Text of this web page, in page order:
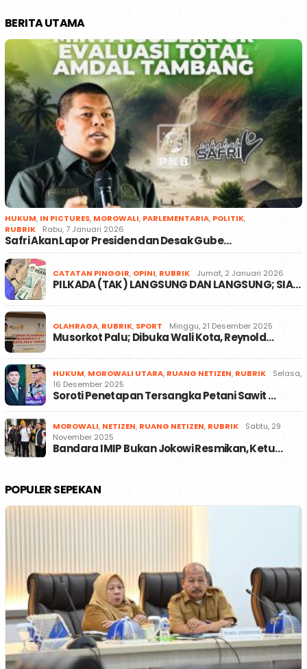
BERITA UTAMA
HUKUM, IN PICTURES, MOROWALI, PARLEMENTARIA, POLITIK,
RUBRIK
Rabu, 7 Januari 2026
Safri Akan Lapor Presiden dan Desak Gube…
CATATAN PINGGIR, OPINI, RUBRIK Jumat, 2 Januari 2026
PILKADA (TAK) LANGSUNG DAN LANGSUNG; SIA…
OLAHRAGA, RUBRIK, SPORT Minggu, 21 Desember 2025
Musorkot Palu; Dibuka Wali Kota, Reynold…
HUKUM, MOROWALI UTARA, RUANG NETIZEN, RUBRIK
Selasa,
16 Desember 2025
Soroti Penetapan Tersangka Petani Sawit …
MOROWALI, NETIZEN, RUANG NETIZEN, RUBRIK
Sabtu, 29
November 2025
Bandara IMIP Bukan Jokowi Resmikan, Ketu…
POPULER SEPEKAN